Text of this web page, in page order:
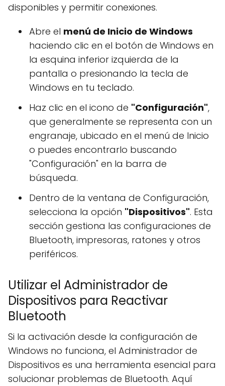
disponibles y permitir conexiones.
Abre el menú de Inicio de Windows
haciendo clic en el botón de Windows en
la esquina inferior izquierda de la
pantalla o presionando la tecla de
Windows en tu teclado.
Haz clic en el icono de "Configuración",
que generalmente se representa con un
engranaje, ubicado en el menú de Inicio
o puedes encontrarlo buscando
"Configuración" en la barra de
búsqueda.
Dentro de la ventana de Configuración,
selecciona la opción "Dispositivos". Esta
sección gestiona las configuraciones de
Bluetooth, impresoras, ratones y otros
periféricos.
Utilizar el Administrador de
Dispositivos para Reactivar
Bluetooth
Si la activación desde la configuración de
Windows no funciona, el Administrador de
Dispositivos es una herramienta esencial para
solucionar problemas de Bluetooth. Aquí